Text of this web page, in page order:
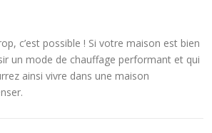
c’est possible ! Si votre maison est bien
un mode de chauffage performant et qui
ainsi vivre dans une maison